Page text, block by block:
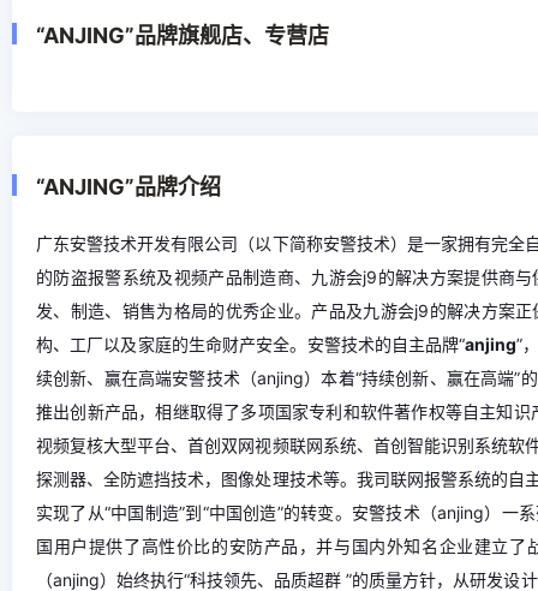
“ANJING”品牌旗舰店、专营店
“ANJING”品牌介绍
广东安警技术开发有限公司（以下简称安警技术）是一家拥有完
的防盗报警系统及视频产品制造商、九游会j9的解决方案提供商
发、制造、销售为格局的优秀企业。产品及九游会j9的解决方案
构、工厂以及家庭的生命财产安全。安警技术的自主品牌“anjing”
续创新、赢在高端安警技术（anjing）本着“持续创新、赢在高端”
推出创新产品，相继取得了多项国家专利和软件著作权等自主知
视频复核大型平台、首创双网视频联网系统、首创智能识别系统
探测器、全防遮挡技术，图像处理技术等。我司联网报警系统的
实现了从“中国制造”到“中国创造”的转变。安警技术（anjing）
国用户提供了高性价比的安防产品，并与国内外知名企业建立
（anjing）始终执行“科技领先、品质超群 ”的质量方针，从研发